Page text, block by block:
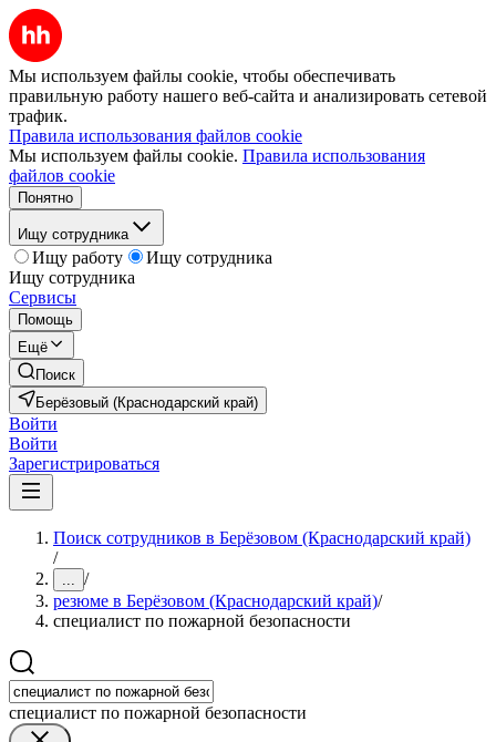
Мы используем файлы cookie, чтобы обеспечивать
правильную работу нашего веб-сайта и анализировать сетевой
трафик.
Правила использования файлов cookie
Мы используем файлы cookie. Правила использования
файлов cookie
Понятно
Ищу сотрудника
Ищу работу
Ищу сотрудника
Ищу сотрудника
Сервисы
Помощь
Ещё
Поиск
Берёзовый (Краснодарский край)
Войти
Войти
Зарегистрироваться
Поиск сотрудников в Берёзовом (Краснодарский край)
/
... /
резюме в Берёзовом (Краснодарский край)/
специалист по пожарной безопасности
специалист по пожарной безопасности